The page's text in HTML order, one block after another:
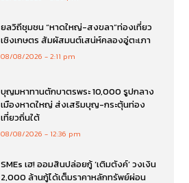
ยลวิถีชุมชน “หาดใหญ่-สงขลา”ท่องเที่ยว
เชิงเกษตร สัมผัสมนต์เสน่ห์คลองอู่ตะเภา
08/08/2026 2:11 pm
บุญมหาทานตักบาตรพระ 10,000 รูปกลาง
เมืองหาดใหญ่ ส่งเสริมบุญ-กระตุ้นท่อง
เที่ยวถิ่นใต้
08/08/2026 12:36 pm
SMEs เฮ! ออมสินปล่อยกู้ ‘เติมตังค์’ วงเงิน
2,000 ล้านกู้ได้เต็มราคาหลักทรัพย์ผ่อน